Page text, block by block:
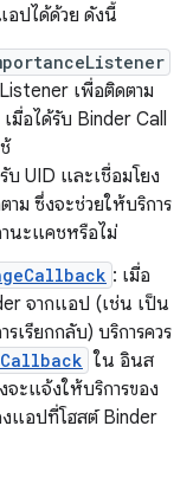
อปได้ด้วย ดังนี้
เพื่อติดตาม
มื่อได้รับ Binder Call
บ UID และเชื่อมโยง
ม ซึ่งจะช่วยให้บริการ
นะแคชหรือไม่
: เมื่อ
จากแอป (เช่น เป็น
เรียกกลับ) บริการควร
ใน อินส
จะแจ้งให้บริการของ
งแอปที่โฮสต์ Binder